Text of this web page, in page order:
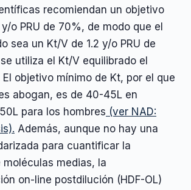
recomiendan un objetivo
o PRU de 70%, de modo que el
sea un Kt/V de 1.2 y/o PRU de
utiliza el Kt/V equilibrado el
El objetivo mínimo de Kt, por el que
abogan, es de 40-45L en
para los hombres (ver NAD:
Además, aunque no hay una
para cuantificar la
moléculas medias, la
on-line postdilución (HDF-OL)